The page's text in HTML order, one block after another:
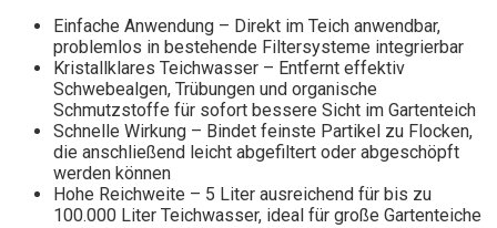
Einfache Anwendung – Direkt im Teich anwendbar,
problemlos in bestehende Filtersysteme integrierbar
Kristallklares Teichwasser – Entfernt effektiv
Schwebealgen, Trübungen und organische
Schmutzstoffe für sofort bessere Sicht im Gartenteich
Schnelle Wirkung – Bindet feinste Partikel zu Flocken,
die anschließend leicht abgefiltert oder abgeschöpft
werden können
Hohe Reichweite – 5 Liter ausreichend für bis zu
100.000 Liter Teichwasser, ideal für große Gartenteiche